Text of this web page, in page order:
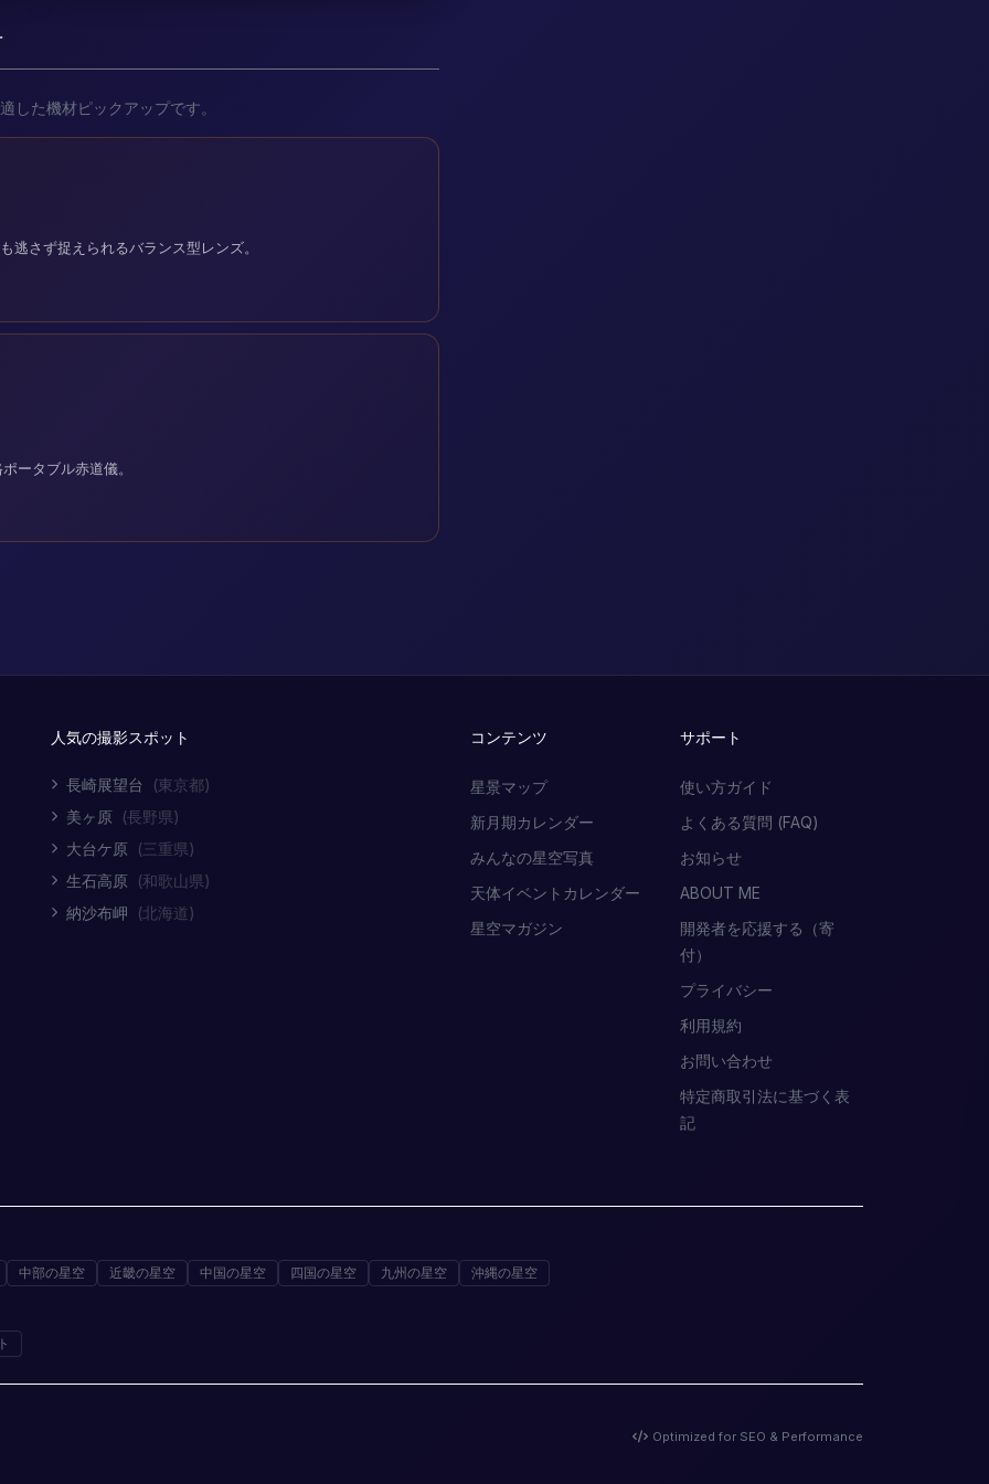
した機材ピックアップです。
逃さず捉えられるバランス型レンズ。
ータブル赤道儀。
人気の撮影スポット
長崎展望台
(東京都)
美ヶ原 (長野県)
大台ケ原 (三重県)
生石高原 (和歌山県)
納沙布岬
(北海道)
コンテンツ
星景マップ
新月期カレンダー
みんなの星空写真
天体イベントカレンダー
星空マガジン
サポート
使い方ガイド
よくある質問 (FAQ)
お知らせ
ABOUT ME
開発者を応援する（寄
付）
プライバシー
利用規約
お問い合わせ
特定商取引法に基づく表
記
中部の星空 近畿の星空 中国の星空 四国の星空 九州の星空 沖縄の星空
Optimized for SEO & Performance